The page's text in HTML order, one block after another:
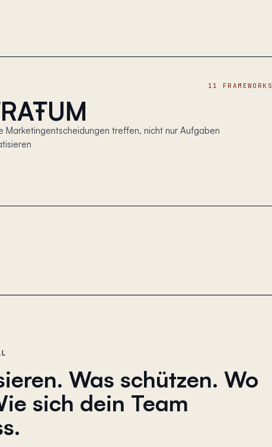
11 FRAMEWORKS
Marketingentscheidungen treffen, nicht nur Aufgaben
Was schützen. Wo
sich dein Team